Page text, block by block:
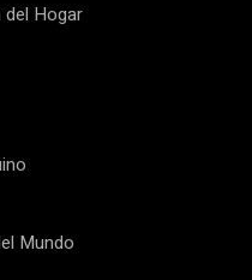
del Hogar
Mundo